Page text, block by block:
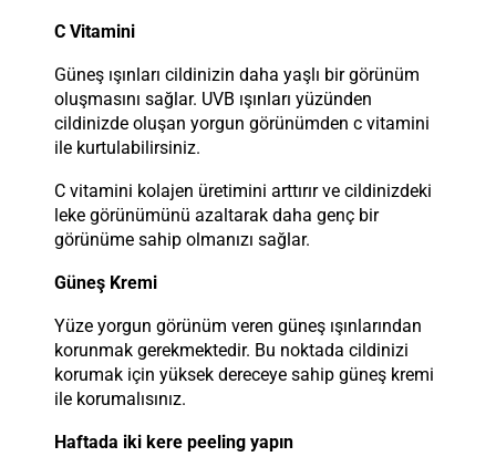
C Vitamini
Güneş ışınları cildinizin daha yaşlı bir görünüm
oluşmasını sağlar. UVB ışınları yüzünden
cildinizde oluşan yorgun görünümden c vitamini
ile kurtulabilirsiniz.
C vitamini kolajen üretimini arttırır ve cildinizdeki
leke görünümünü azaltarak daha genç bir
görünüme sahip olmanızı sağlar.
Güneş Kremi
Yüze yorgun görünüm veren güneş ışınlarından
korunmak gerekmektedir. Bu noktada cildinizi
korumak için yüksek dereceye sahip güneş kremi
ile korumalısınız.
Haftada iki kere peeling yapın